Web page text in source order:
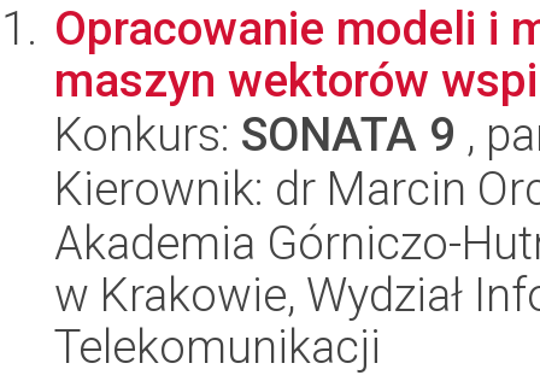
Opracowanie modeli i
maszyn wektorów
Konkurs: SONATA 9 ,
Kierownik: dr Marcin
Akademia Górniczo-
w Krakowie, Wydział
Telekomunikacji